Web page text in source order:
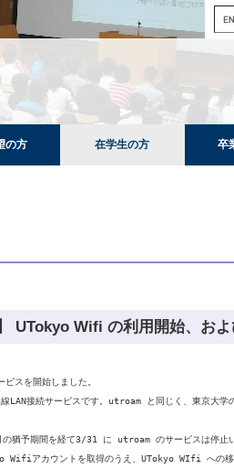
の方 在学生の方 卒
UTokyo Wifi の利用開始、お
スを開始しました。
接続サービスです。utroam と同じく、東京大学の
猶予期間を経て3/31 に utroam のサービスは停止い
Wifiアカウントを取得のうえ、UTokyo WIfi への